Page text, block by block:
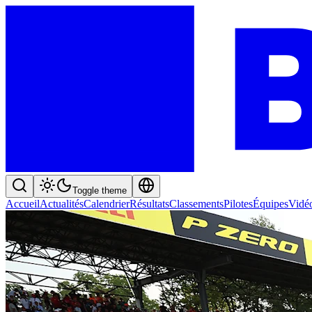
Toggle theme
AccueilActualitésCalendrierRésultatsClassementsPilotesÉquipes